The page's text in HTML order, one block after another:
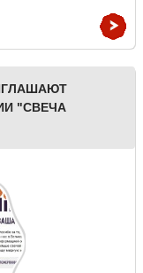
"СВЕЧА